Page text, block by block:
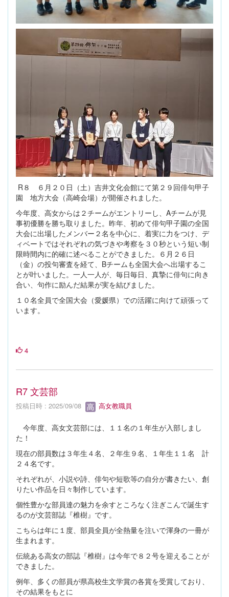
R８ ６月２０日（土）吉井文化会館にて第２９回俳句甲子
園 地方大会（高崎会場）が開催されました。
今年度、高女からは２チームがエントリーし、Aチームが見
事初優勝を勝ち取りました。昨年、初めて俳句甲子園の全国
大会に出場したメンバー２名を中心に、着実に力をつけ、デ
ィベートではそれぞれの気づきや考察を３０秒という短い制
限時間内に的確に述べることができました。６月２６日
（金）の投句審査を経て、Bチームも全国大会へ出場するこ
とが叶いました。一人一人が、毎日毎日、真摯に俳句に向き
合い、句作に励んだ結果が実を結びました。
１０名全員で全国大会（愛媛県）での活躍に向けて頑張って
います。
4
R7 文芸部
投稿日時 : 2025/09/08 高女教職員
今年度、高女文芸部には、１１名の１年生が入部しまし
た！
現在の部員数は３年生４名、２年生９名、１年生１１名 計
２４名です。
それぞれが、小説や詩、俳句や短歌等の自分が書きたい、創
りたい作品を日々制作しています。
個性豊かな部員達の魅力を余すところなく注ぎこんで誕生す
るのが文芸部誌『椎樹』です。
こちらは年に１度、部員全員が全熱量を注いで渾身の一冊が
生まれます。
伝統ある高女の部誌『椎樹』は今年で８２号を迎えることが
できました。
例年、多くの部員が県高校生文学賞の各賞を受賞しており、
その結果をもとに